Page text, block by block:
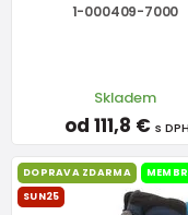
1-000409-7000
Skladem
od 111,8 € s DPH
DOPRAVA ZDARMA
SUN25